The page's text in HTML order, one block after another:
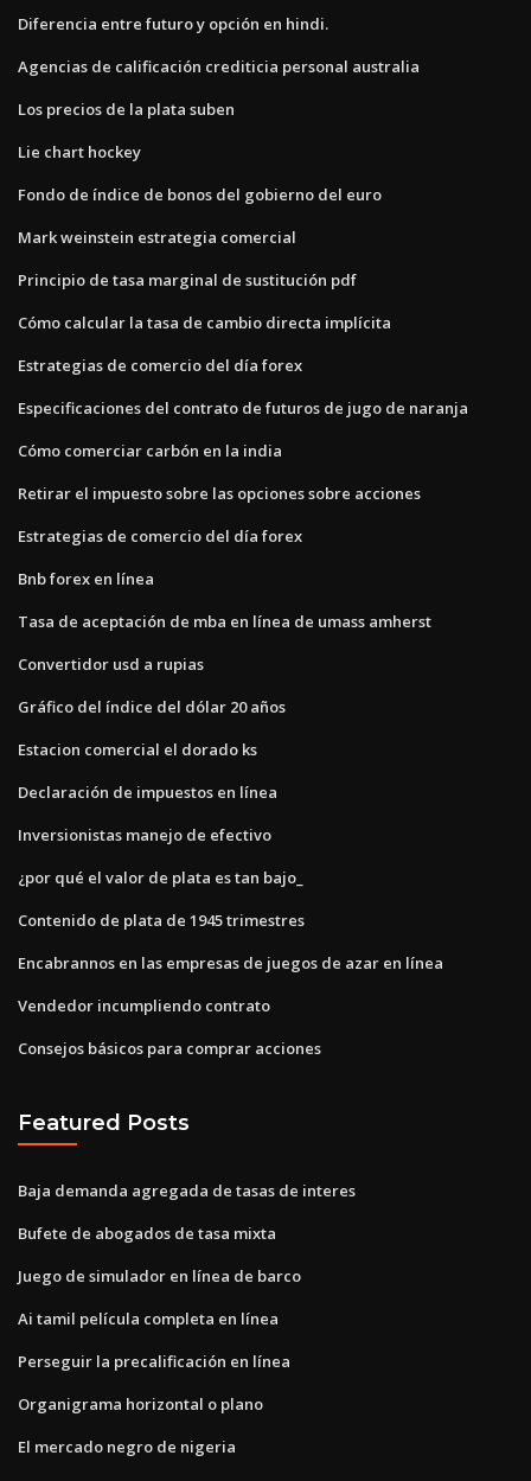
Diferencia entre futuro y opción en hindi.
Agencias de calificación crediticia personal australia
Los precios de la plata suben
Lie chart hockey
Fondo de índice de bonos del gobierno del euro
Mark weinstein estrategia comercial
Principio de tasa marginal de sustitución pdf
Cómo calcular la tasa de cambio directa implícita
Estrategias de comercio del día forex
Especificaciones del contrato de futuros de jugo de naranja
Cómo comerciar carbón en la india
Retirar el impuesto sobre las opciones sobre acciones
Estrategias de comercio del día forex
Bnb forex en línea
Tasa de aceptación de mba en línea de umass amherst
Convertidor usd a rupias
Gráfico del índice del dólar 20 años
Estacion comercial el dorado ks
Declaración de impuestos en línea
Inversionistas manejo de efectivo
¿por qué el valor de plata es tan bajo_
Contenido de plata de 1945 trimestres
Encabrannos en las empresas de juegos de azar en línea
Vendedor incumpliendo contrato
Consejos básicos para comprar acciones
Featured Posts
Baja demanda agregada de tasas de interes
Bufete de abogados de tasa mixta
Juego de simulador en línea de barco
Ai tamil película completa en línea
Perseguir la precalificación en línea
Organigrama horizontal o plano
El mercado negro de nigeria